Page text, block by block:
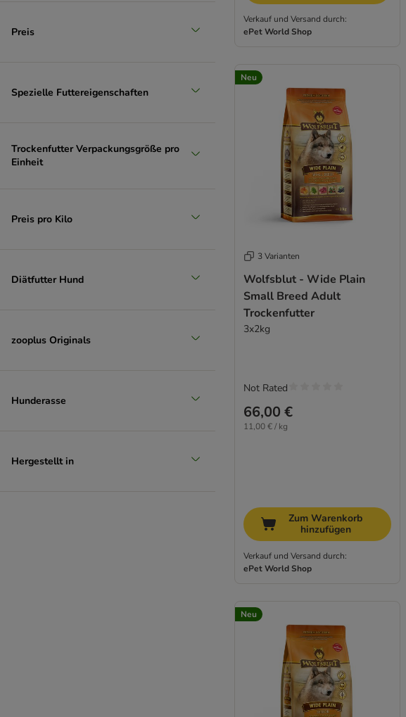
Preis
Spezielle Futtereigenschaften
Trockenfutter Verpackungsgröße pro
Einheit
Preis pro Kilo
Diätfutter Hund
zooplus Originals
Hunderasse
Hergestellt in
Verkauf und Versand durch:
ePet World Shop
Neu
3 Varianten
Wolfsblut - Wide Plain
Small Breed Adult
Trockenfutter
3x2kg
66,00 €
11,00 € / kg
Not Rated
Zum Warenkorb
hinzufügen
Verkauf und Versand durch:
ePet World Shop
Neu